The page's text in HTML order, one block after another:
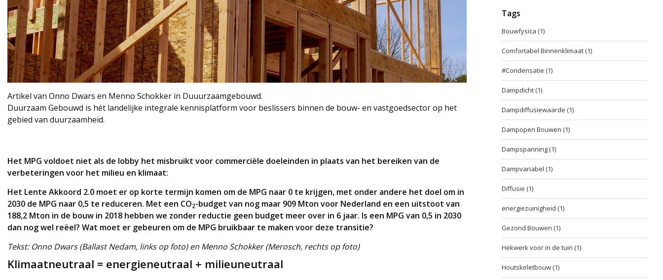
Artikel van Onno Dwars en Menno Schokker in Duuurzaamgebouwd.
Duurzaam Gebouwd is hét landelijke integrale kennisplatform voor beslissers binnen de bouw- en vastgoedsector op het
gebied van duurzaamheid.
Het MPG voldoet niet als de lobby het misbruikt voor commerciële doeleinden in plaats van het bereiken van de
verbeteringen voor het milieu en klimaat:
Het Lente Akkoord 2.0 moet er op korte termijn komen om de MPG naar 0 te krijgen, met onder andere het doel om in
2030 de MPG naar 0,5 te reduceren. Met een CO2-budget van nog maar 909 Mton voor Nederland en een uitstoot van
188,2 Mton in de bouw in 2018 hebben we zonder reductie geen budget meer over in 6 jaar. Is een MPG van 0,5 in 2030
dan nog wel reëel? Wat moet er gebeuren om de MPG bruikbaar te maken voor deze transitie?
Tekst: Onno Dwars (Ballast Nedam, links op foto) en Menno Schokker (Merosch, rechts op foto)
Klimaatneutraal = energieneutraal + milieuneutraal
Tags
Bouwfysica (1)
Comfortabel Binnenklimaat(1)
#Condensatie (1)
Dampdicht(1)
Dampdiffusiewaarde (1)
Dampopen Bouwen (1)
Dampspanning(1)
Dampvariabel (1)
Diffusie (1)
energiezuinigheid (1)
Gezond Bouwen (1)
Hekwerk voor in de tuin (1)
Houtskeletbouw(1)